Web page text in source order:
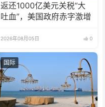
返还1000亿美元关税“大
吐血”，美国政府赤字激增
2026年08月05日 0
国际